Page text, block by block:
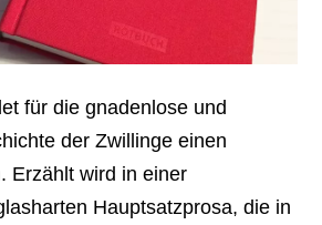
für die gnadenlose und
der Zwillinge einen
Erzählt wird in einer
Hauptsatzprosa, die in